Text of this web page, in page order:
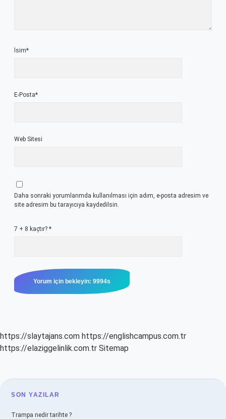
İsim*
E-Posta*
Web Sitesi
Daha sonraki yorumlarımda kullanılması için adım, e-posta adresim ve
site adresim bu tarayıcıya kaydedilsin.
7 + 8 kaçtır? *
https://slaytajans.com https://englishcampus.com.tr
https://elaziggelinlik.com.tr Sitemap
SIDEBAR
SON YAZILAR
Trampa nedir tarihte ?